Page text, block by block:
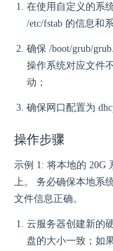
在使用自定义的系
/etc/fstab 的信息和
确保 /boot/grub/
操作系统对应文件
动；
确保网口配置为
操作步骤
示例 1: 将本地的 20G
上。 务必确保本地系
文件信息正确。
云服务器创建新的
盘的大小一致；如